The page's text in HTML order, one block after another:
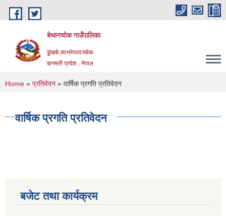
Skip to main content
बेथानचोक गाउँपालिका
ढुंखर्क,काभ्रेपलाञ्चाेक
बागमती प्रदेश , नेपाल
You are here
Home » प्रतिवेदन » वार्षिक प्रगति प्रतिवेदन
वार्षिक प्रगति प्रतिवेदन
बजेट तथा कार्यक्रम